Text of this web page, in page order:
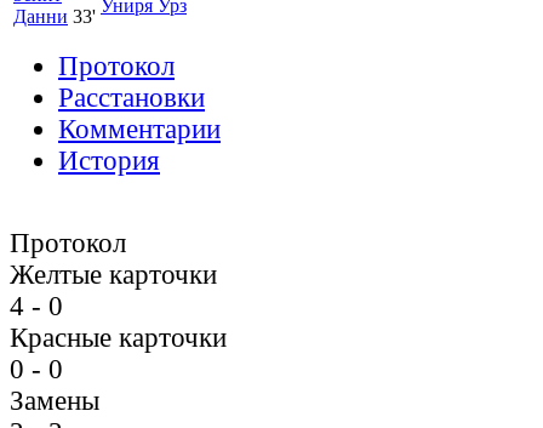
Данни 33'
Униря Урз
Протокол
Расстановки
Комментарии
История
Протокол
Желтые карточки
4 - 0
Красные карточки
0 - 0
Замены